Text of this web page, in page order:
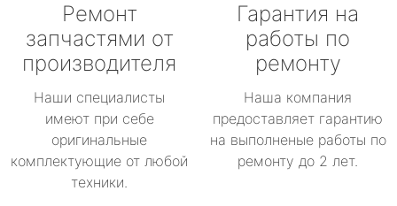
Ремонт
запчастями от
производителя
Наши специалисты
имеют при себе
оригинальные
комплектующие от любой
техники.
Гарантия на
работы по
ремонту
Наша компания
предоставляет гарантию
на выполненые работы по
ремонту до 2 лет.